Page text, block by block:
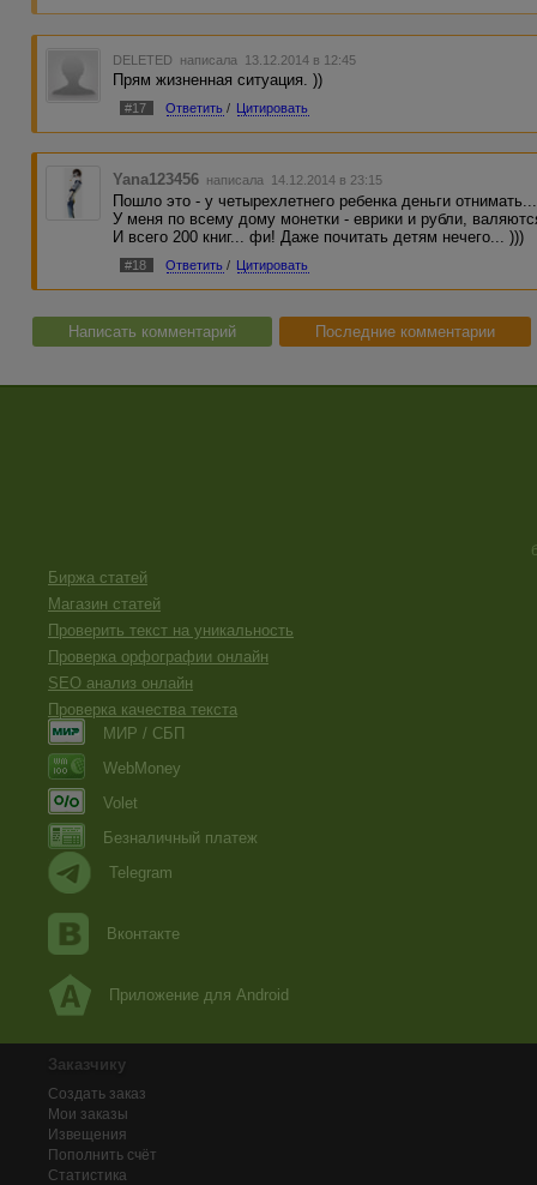
DELETED написала 13.12.2014 в 12:45
Прям жизненная ситуация. ))
#17 Ответить / Цитировать
Yana123456 написала 14.12.2014 в 23:15
Пошло это - у четырехлетнего ребенка деньги
У меня по всему дому монетки - еврики и рубли,
И всего 200 книг... фи! Даже почитать детям нечего... )))
#18 Ответить / Цитировать
Написать комментарий Последние комментарии
Биржа статей
Магазин статей
Проверить текст на уникальность
Проверка орфографии онлайн
SEO анализ онлайн
Проверка качества текста
МИР / СБП
WebMoney
Volet
Безналичный платеж
Telegram
Вконтакте
Приложение для Android
Заказчику
Создать заказ
Мои заказы
Извещения
Пополнить счёт
Статистика